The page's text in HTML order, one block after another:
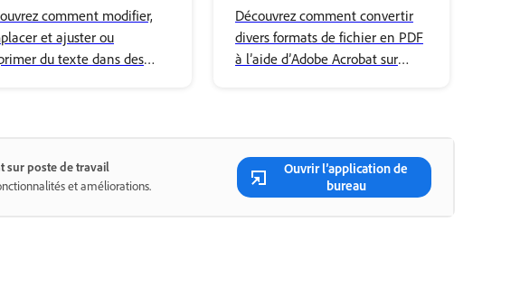
du texte
comment modifier,
et ajuster ou
du texte dans des
Découvrez comment convertir
divers formats de fichier en PDF
à l’aide d’Adobe Acrobat sur
sur poste de travail
et améliorations.
Ouvrir l’application de
bureau